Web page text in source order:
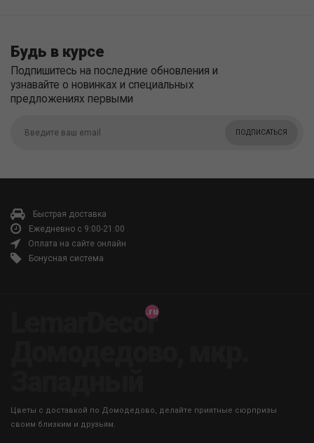
Будь в курсе
Подпишитесь на последние обновления и
узнавайте о новинках и специальных
предложениях первыми
ПОДПИСАТЬСЯ
Быстрая доставка
Ежедневно с 9:00-21:00
Оплата на сайте онлайн
Бонусная система
LemarDecor
Цветы с доставкой по Домодедово, делайте приятные сюрпризы
своим близким и друзьям.